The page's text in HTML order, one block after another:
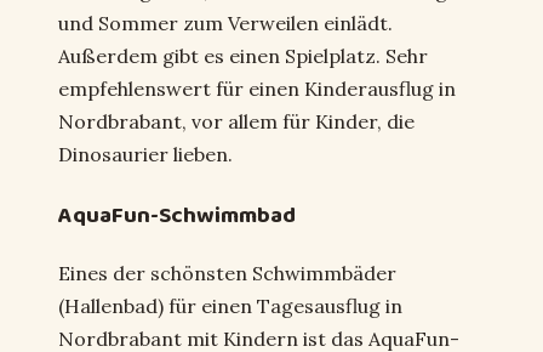
und Sommer zum Verweilen einlädt.
Außerdem gibt es einen Spielplatz. Sehr
empfehlenswert für einen Kinderausflug in
Nordbrabant, vor allem für Kinder, die
Dinosaurier lieben.
AquaFun-Schwimmbad
Eines der schönsten Schwimmbäder
(Hallenbad) für einen Tagesausflug in
Nordbrabant mit Kindern ist das AquaFun-